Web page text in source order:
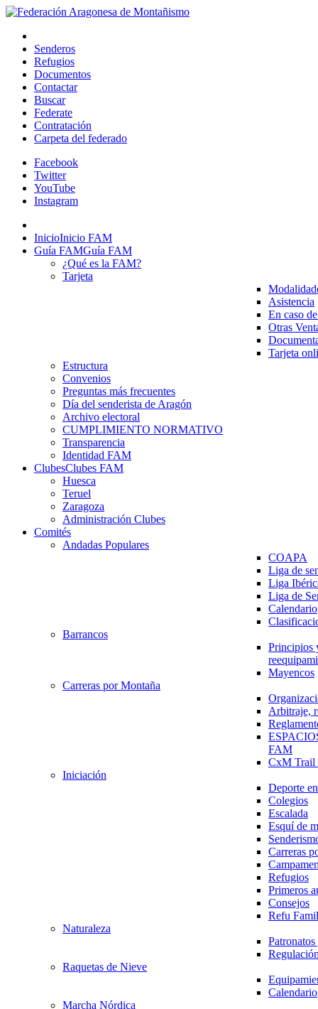
Senderos
Refugios
Documentos
Contactar
Buscar
Federate
Contratación
Carpeta del federado
Facebook
Twitter
YouTube
Instagram
InicioInicio FAM
Guía FAMGuía FAM
¿Qué es la FAM?
Tarjeta
Asistencia
En caso
Otras
Tarjeta
Estructura
Convenios
Preguntas más frecuentes
Día del senderista de Aragón
Archivo electoral
CUMPLIMIENTO NORMATIVO
Transparencia
Identidad FAM
ClubesClubes FAM
Huesca
Teruel
Zaragoza
Administración Clubes
Comités
Andadas Populares
COAPA
Liga de
Liga
Liga de
Calendario
Barrancos
Principios
Mayencos
Carreras por Montaña
Arbitraje,
FAM
CxM
Iniciación
Deporte
Colegios
Escalada
Esquí de
Carreras
Refugios
Primeros
Consejos
Refu
Naturaleza
Raquetas de Nieve
Calendario
Marcha Nórdica